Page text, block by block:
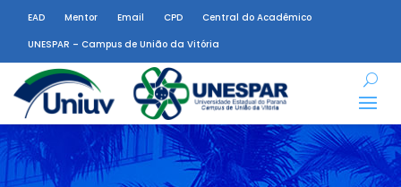
EAD Mentor Email CPD
Central do Acadêmico
UNESPAR – Campus de União da Vitória